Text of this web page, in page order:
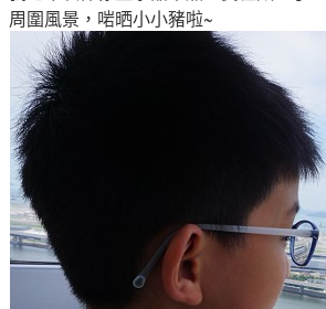
周圍風景，啱晒小小豬啦~